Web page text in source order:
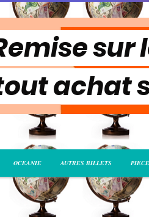
achat
OCEANIE AUTRES BILLETS